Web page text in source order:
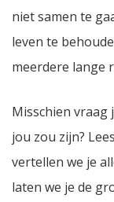
niet samen te
leven te
meerdere lange
Misschien vraag
jou zou zijn?
vertellen we je
laten we je de